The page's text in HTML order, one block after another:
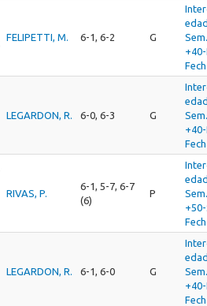
FELIPETTI, M. 6-1, 6-2 G
LEGARDON, R. 6-0, 6-3 G
RIVAS, P.
6-1, 5-7, 6-7
(6)
P
LEGARDON, R. 6-1, 6-0 G